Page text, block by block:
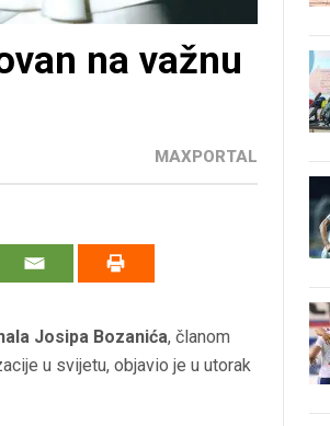
na važnu
MAXPORTAL
Josipa Bozanića, članom
u svijetu, objavio je u utorak